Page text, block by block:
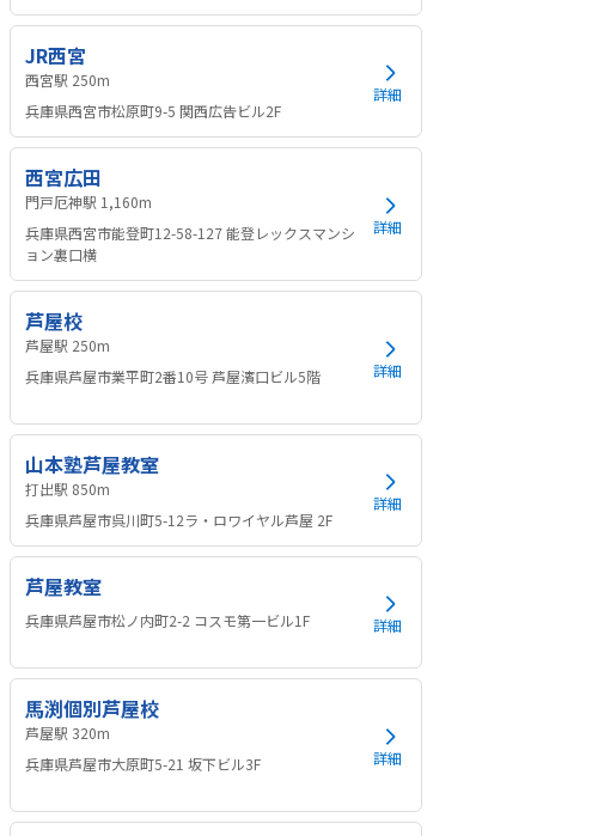
JR西宮
西宮駅 250m
兵庫県西宮市松原町9-5 関西広告ビル2F
詳細
西宮広田
門戸厄神駅 1,160m
兵庫県西宮市能登町12-58-127 能登レックスマンシ
ョン裏口横
詳細
芦屋校
芦屋駅 250m
兵庫県芦屋市業平町2番10号 芦屋濱口ビル5階
詳細
山本塾芦屋教室
打出駅 850m
兵庫県芦屋市呉川町5-12ラ・ロワイヤル芦屋 2F
詳細
芦屋教室
兵庫県芦屋市松ノ内町2-2 コスモ第一ビル1F 詳細
馬渕個別芦屋校
芦屋駅 320m
兵庫県芦屋市大原町5-21 坂下ビル3F
詳細